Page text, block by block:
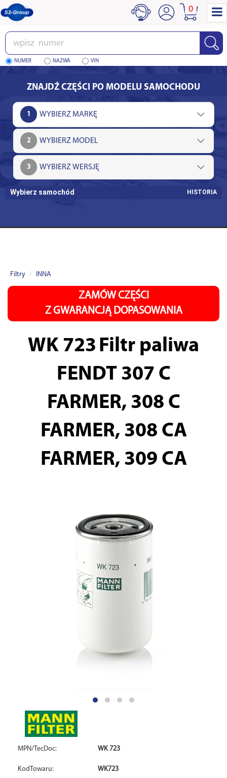
Wpisz
numer
NUMER NAZWA VIN
0
ZNAJDŹ CZĘŚCI PO MODELU SAMOCHODU
1
2
3
Wybierz samochód HISTORIA
Filtry INNA
ZAMÓW CZĘŚCI
Z GWARANCJĄ DOPASOWANIA
WK 723 Filtr paliwa
FENDT 307 C
FARMER, 308 C
FARMER, 308 CA
FARMER, 309 CA
MPN/TecDoc: WK 723
KodTowaru: WK723